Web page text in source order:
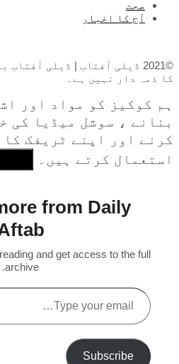
صحت
آج کا اخبار
©2021 ڈیلی آفتاب | ڈیلی
کا ذمہ دار نہیں ہے۔
ہم کوکیز کو مواد اور
بنانے ، سوشل میڈیا کی
کرنے اور اپنے ٹریفک
استعمال کرتے ہیں۔
from Daily
and get access to the full
archive.
Type
your
Subscribe